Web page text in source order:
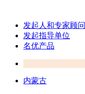
发起人和专家顾问
发起指导单位
名优产品
内蒙古